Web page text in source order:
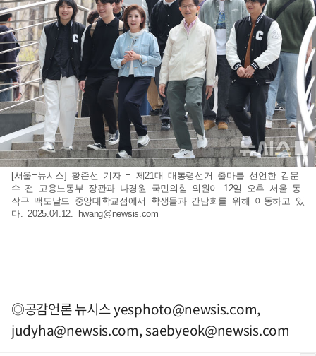
[서울=뉴시스] 황준선 기자 = 제21대 대통령선거 출마를 선언한 김문
수 전 고용노동부 장관과 나경원 국민의힘 의원이 12일 오후 서울 동
작구 맥도날드 중앙대학교점에서 학생들과 간담회를 위해 이동하고 있
다. 2025.04.12.
hwang@newsis.com
◎공감언론 뉴시스yesphoto@newsis.com,
judyha@newsis.com,saebyeok@newsis.com